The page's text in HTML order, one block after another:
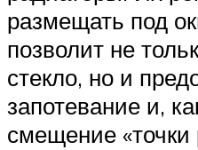
размещать под
позволит не
стекло, но и
запотевание и,
смещение «точки